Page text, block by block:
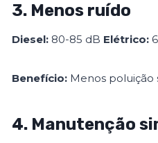
3. Menos ruído
Diesel: 80-85 dB Elétrico:
Benefício: Menos poluição
4. Manutenção